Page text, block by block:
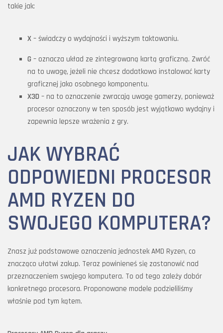
takie jak:
X – świadczy o wydajności i wyższym taktowaniu.
G – oznacza układ ze zintegrowaną kartą graficzną. Zwróć
na to uwagę, jeżeli nie chcesz dodatkowo instalować karty
graficznej jako osobnego komponentu.
X3D – na to oznaczenie zwracają uwagę gamerzy, ponieważ
procesor oznaczony w ten sposób jest wyjątkowo wydajny i
zapewnia lepsze wrażenia z gry.
JAK WYBRAĆ
ODPOWIEDNI PROCESOR
AMD RYZEN DO
SWOJEGO KOMPUTERA?
Znasz już podstawowe oznaczenia jednostek AMD Ryzen, co
znacząco ułatwi zakup. Teraz powinieneś się zastanowić nad
przeznaczeniem swojego komputera. To od tego zależy dobór
konkretnego procesora. Proponowane modele podzieliliśmy
właśnie pod tym kątem.